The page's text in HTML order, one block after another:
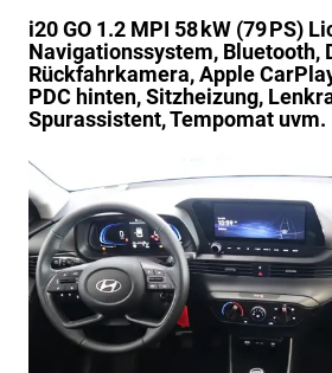
i20GO 1.2 MPI 58 kW (79 PS)
Navigationssystem, Bluetooth,
Rückfahrkamera, Apple
PDC hinten, Sitzheizung,
Spurassistent, Tempomat uvm.